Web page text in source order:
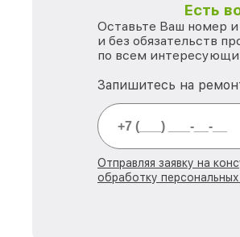
Есть
Оставьте Ваш номер и
и без обязательств
по всем
Запишитесь на
Отправляя заявку на
обработку